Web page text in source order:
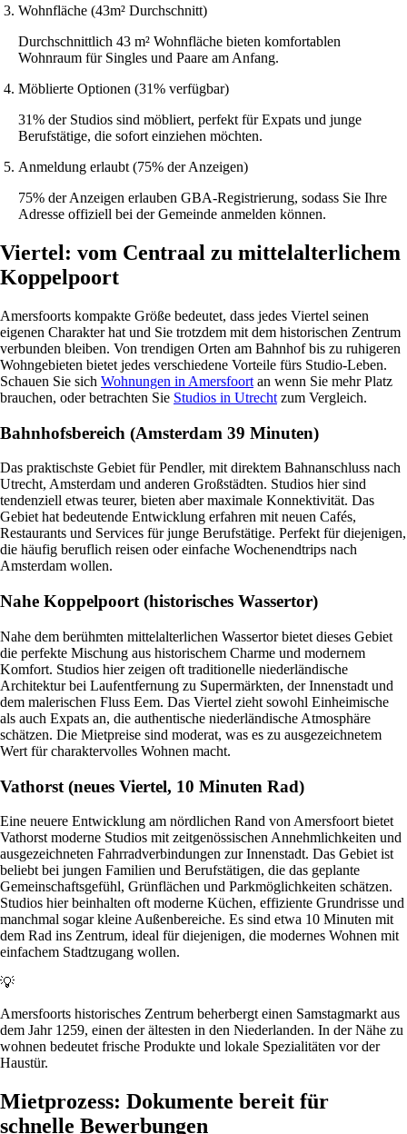
Wohnfläche (43m² Durchschnitt)
Durchschnittlich 43 m² Wohnfläche bieten komfortablen
Wohnraum für Singles und Paare am Anfang.
Möblierte Optionen (31% verfügbar)
31% der Studios sind möbliert, perfekt für Expats und junge
Berufstätige, die sofort einziehen möchten.
Anmeldung erlaubt (75% der Anzeigen)
75% der Anzeigen erlauben GBA-Registrierung, sodass Sie Ihre
Adresse offiziell bei der Gemeinde anmelden können.
Viertel: vom Centraal zu mittelalterlichem
Koppelpoort
Amersfoorts kompakte Größe bedeutet, dass jedes Viertel seinen
eigenen Charakter hat und Sie trotzdem mit dem historischen Zentrum
verbunden bleiben. Von trendigen Orten am Bahnhof bis zu ruhigeren
Wohngebieten bietet jedes verschiedene Vorteile fürs Studio-Leben.
Schauen Sie sich Wohnungen in Amersfoort an wenn Sie mehr Platz
brauchen, oder betrachten Sie Studios in Utrecht zum Vergleich.
Bahnhofsbereich (Amsterdam 39 Minuten)
Das praktischste Gebiet für Pendler, mit direktem Bahnanschluss nach
Utrecht, Amsterdam und anderen Großstädten. Studios hier sind
tendenziell etwas teurer, bieten aber maximale Konnektivität. Das
Gebiet hat bedeutende Entwicklung erfahren mit neuen Cafés,
Restaurants und Services für junge Berufstätige. Perfekt für diejenigen,
die häufig beruflich reisen oder einfache Wochenendtrips nach
Amsterdam wollen.
Nahe Koppelpoort (historisches Wassertor)
Nahe dem berühmten mittelalterlichen Wassertor bietet dieses Gebiet
die perfekte Mischung aus historischem Charme und modernem
Komfort. Studios hier zeigen oft traditionelle niederländische
Architektur bei Laufentfernung zu Supermärkten, der Innenstadt und
dem malerischen Fluss Eem. Das Viertel zieht sowohl Einheimische
als auch Expats an, die authentische niederländische Atmosphäre
schätzen. Die Mietpreise sind moderat, was es zu ausgezeichnetem
Wert für charaktervolles Wohnen macht.
Vathorst (neues Viertel, 10 Minuten Rad)
Eine neuere Entwicklung am nördlichen Rand von Amersfoort bietet
Vathorst moderne Studios mit zeitgenössischen Annehmlichkeiten und
ausgezeichneten Fahrradverbindungen zur Innenstadt. Das Gebiet ist
beliebt bei jungen Familien und Berufstätigen, die das geplante
Gemeinschaftsgefühl, Grünflächen und Parkmöglichkeiten schätzen.
Studios hier beinhalten oft moderne Küchen, effiziente Grundrisse und
manchmal sogar kleine Außenbereiche. Es sind etwa 10 Minuten mit
dem Rad ins Zentrum, ideal für diejenigen, die modernes Wohnen mit
einfachem Stadtzugang wollen.
💡
Amersfoorts historisches Zentrum beherbergt einen Samstagmarkt aus
dem Jahr 1259, einen der ältesten in den Niederlanden. In der Nähe zu
wohnen bedeutet frische Produkte und lokale Spezialitäten vor der
Haustür.
Mietprozess: Dokumente bereit für
schnelle Bewerbungen